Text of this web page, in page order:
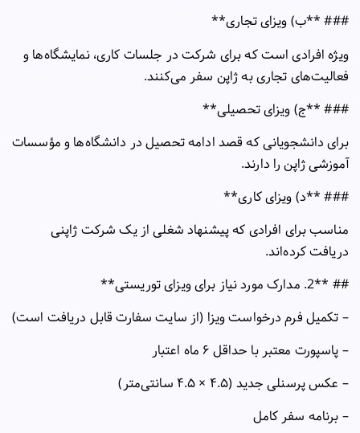
### **ب) ویزای تجاری**
ویژه افرادی است که برای شرکت در جلسات کاری، نمایشگاه‌ها و
فعالیت‌های تجاری به ژاپن سفر می‌کنند.
### **ج) ویزای تحصیلی**
برای دانشجویانی که قصد ادامه تحصیل در دانشگاه‌ها و مؤسسات
آموزشی ژاپن را دارند.
### **د) ویزای کاری**
مناسب برای افرادی که پیشنهاد شغلی از یک شرکت ژاپنی
دریافت کرده‌اند.
## **2.
مدارک مورد نیاز برای ویزای توریستی**
– تکمیل فرم درخواست ویزا (از سایت سفارت قابل دریافت است)
– پاسپورت معتبر با حداقل ۶ ماه اعتبار
– عکس پرسنلی جدید (۴.۵ × ۴.۵
سانتی‌متر)
– برنامه سفر کامل